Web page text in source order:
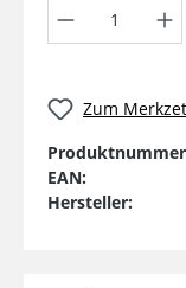
Produkt
Zum
EAN:
Hersteller: